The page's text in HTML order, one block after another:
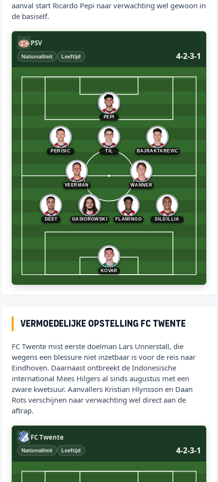
aanval start Ricardo Pepi naar verwachting wel gewoon in
de basiself.
PSV
Nationaliteit Leeftijd 4-2-3-1
KOVAR
SILDILLIA
FLAMINGO
GASIOROWSKI
DEST
WANNER
VEERMAN
BAJRAKTAREVIC
TIL
PERISIC
PEPI
Vermoedelijke opstelling FC Twente
FC Twente mist eerste doelman Lars Unnerstall, die
wegens een blessure niet inzetbaar is voor de reis naar
Eindhoven. Daarnaast ontbreekt de Indonesische
international Mees Hilgers al sinds augustus met een
zware kwetsuur. Aanvallers Kristian Hlynsson en Daan
Rots verschijnen naar verwachting wel direct aan de
aftrap.
FC Twente
Nationaliteit Leeftijd 4-2-3-1